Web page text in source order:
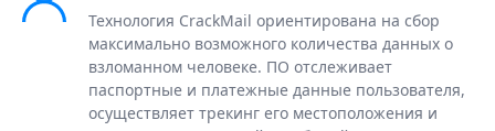
Технология CrackMail ориентирована на сбор
максимально возможного количества данных о
взломанном человеке. ПО отслеживает
паспортные и платежные данные пользователя,
осуществляет трекинг его местоположения и